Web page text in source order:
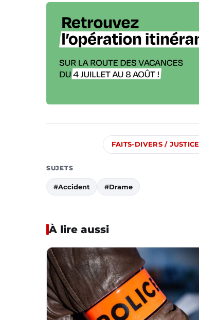
FAITS-DIVERS / JUSTICE
SUJETS
#Accident #Drame
À lire aussi